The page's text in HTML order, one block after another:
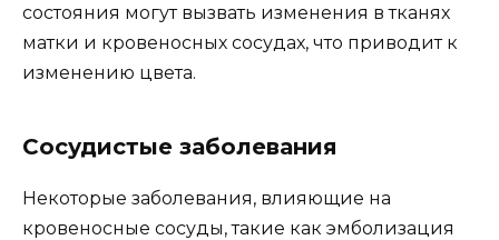
состояния могут вызвать изменения в тканях
матки и кровеносных сосудах, что приводит к
изменению цвета.
Сосудистые заболевания
Некоторые заболевания, влияющие на
кровеносные сосуды, такие как эмболизация